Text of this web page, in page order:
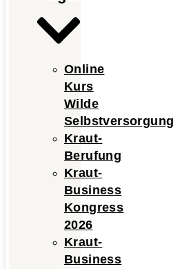
Online
Kurs
Wilde
Selbstversorgung
Kraut-
Berufung
Kraut-
Business
Kongress
2026
Kraut-
Business